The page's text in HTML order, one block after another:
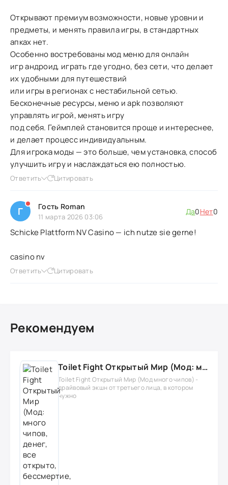
Открывают премиум возможности, новые уровни и
предметы, и менять правила игры, в стандартных
апках нет.
Особенно востребованы мод меню для онлайн
игр андроид, играть где угодно, без сети, что делает
их удобными для путешествий
или игры в регионах с нестабильной сетью.
Бесконечные ресурсы, меню и apk позволяют
управлять игрой, менять игру
под себя. Геймплей становится проще и интереснее,
и делает процесс индивидуальным.
Для игрока моды — это больше, чем установка, способ
улучшить игру и наслаждаться ею полностью.
Ответить Цитировать
Г Гость Roman
11 марта 2026 03:06
Да0Нет0
Schicke Plattform NV Casino — ich nutze sie gerne!
casino nv
Ответить Цитировать
Рекомендуем
Toilet Fight Открытый Мир (Мод: много чипов, денег, все открыто, бессмертие, урон, 50+ читов)
Toilet Fight Открытый Мир (Мод много чипов) -
драйвовый экшн от третьего лица, в котором
нужно